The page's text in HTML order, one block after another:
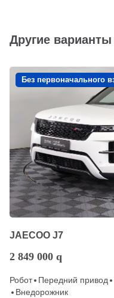
Другие
Без первоначального
JAECOO J7
2 849 000 q
Робот Передний привод
Внедорожник